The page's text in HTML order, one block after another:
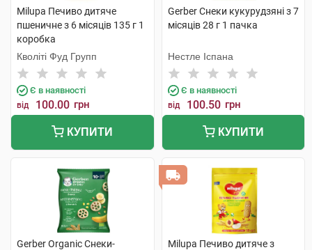
Milupa Печиво дитяче
пшеничне з 6 місяців 135 г 1
коробка
Кволіті Фуд Групп
Є в наявності
від 100.00 грн
КУПИТИ
Gerber Снеки кукурудзяні з 7
місяців 28 г 1 пачка
Нестле Іспана
Є в наявності
від 100.50 грн
КУПИТИ
Gerber Organic Снеки-
Milupa Печиво дитяче з